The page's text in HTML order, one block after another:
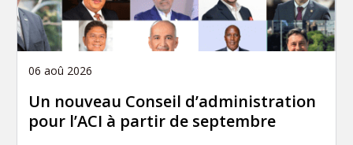
06 aoû 2026
Un nouveau Conseil d’administration
pour l’ACI à partir de septembre